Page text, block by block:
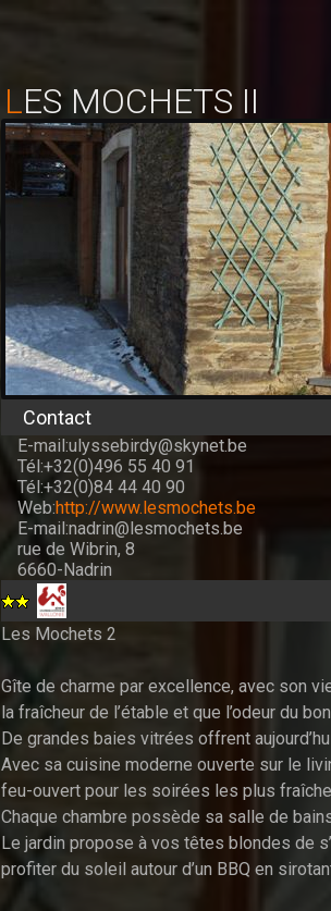
LES MOCHETS II
Contact
E-mail:ulyssebirdy@skynet.be
Tél:+32(0)496 55 40 91
Tél:+32(0)84 44 40 90
Web:http://www.lesmochets.be
E-mail:nadrin@lesmochets.be
rue de Wibrin, 8
6660-Nadrin
Les Mochets 2
Gîte de charme par excellence, avec son
la fraîcheur de l’étable et que l’odeur du
De grandes baies vitrées offrent
Avec sa cuisine moderne ouverte sur le
feu-ouvert pour les soirées les plus
Chaque chambre possède sa salle de
Le jardin propose à vos têtes blondes de
profiter du soleil autour d’un BBQ en